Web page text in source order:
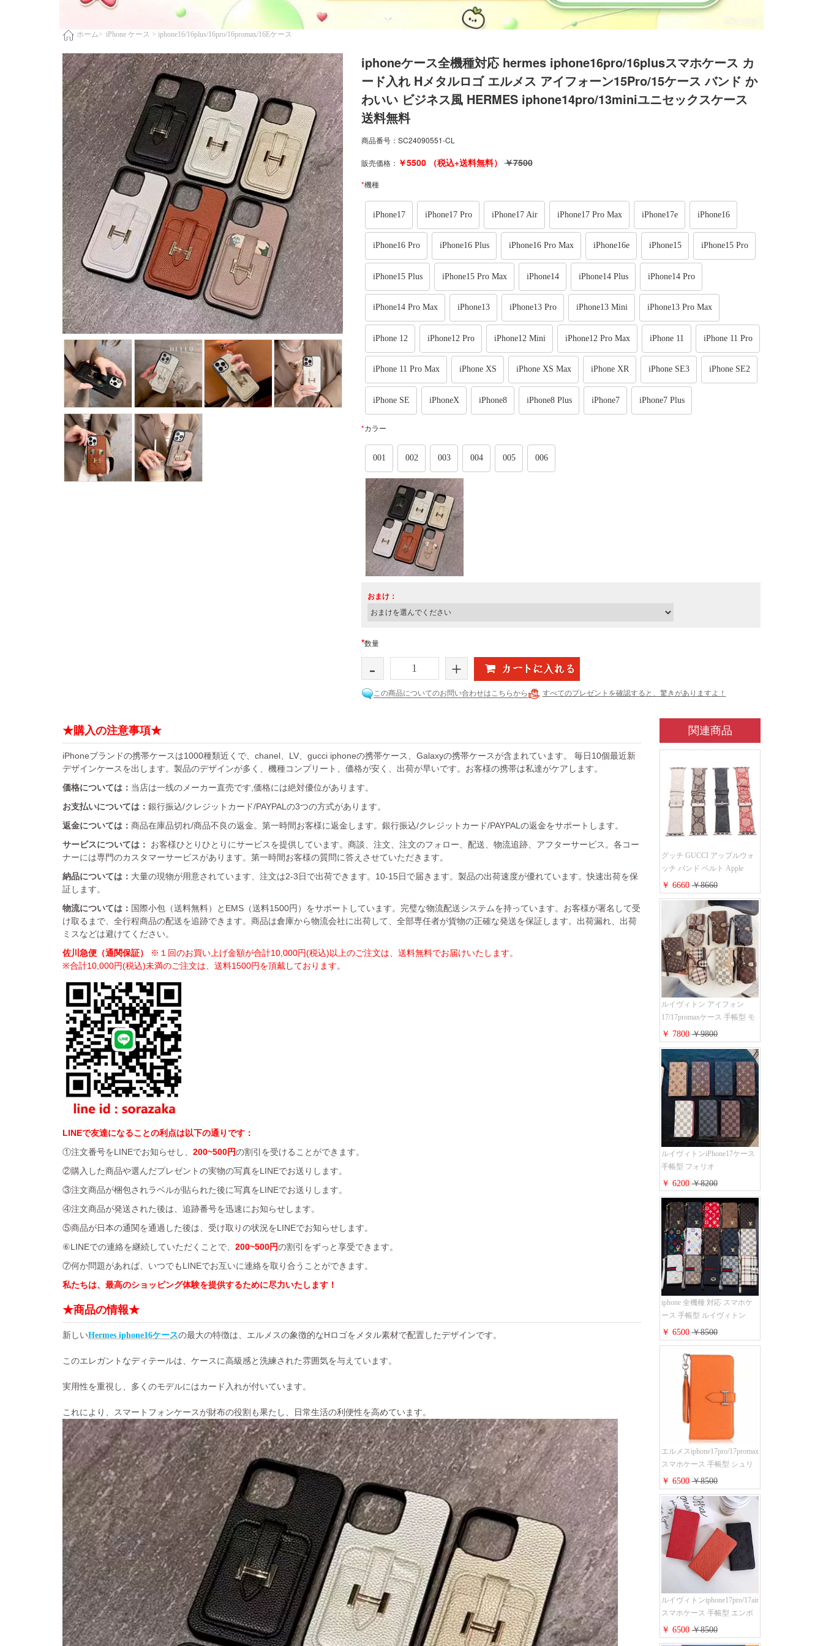
ホーム> iPhone ケース > iphone16/16plus/16pro/16promax/16Eケース
iphoneケース全機種対応 hermes iphone16pro/16plusスマホケース カ
ード入れ Hメタルロゴ エルメス アイフォーン15Pro/15ケース バンド か
わいい ビジネス風 HERMES iphone14pro/13miniユニセックスケース
送料無料
商品番号： SC24090551-CL
販売価格： ￥5500（税込+送料無料）￥7500
*機種
iPhone17 iPhone17 Pro iPhone17 Air iPhone17 Pro Max iPhone17e iPhone16
iPhone16 Pro iPhone16 Plus iPhone16 Pro Max iPhone16e iPhone15 iPhone15 Pro
iPhone15 Plus iPhone15 Pro Max iPhone14 iPhone14 Plus iPhone14 Pro
iPhone14 Pro Max iPhone13 iPhone13 Pro iPhone13 Mini iPhone13 Pro Max
iPhone 12 iPhone12 Pro iPhone12 Mini iPhone12 Pro Max iPhone 11 iPhone 11 Pro
iPhone 11 Pro Max iPhone XS iPhone XS Max iPhone XR iPhone SE3 iPhone SE2
iPhone SE iPhoneX iPhone8 iPhone8 Plus iPhone7 iPhone7 Plus
*カラー
001 002 003 004 005 006
おまけ：
*数量
- +
この商品についてのお問い合わせはこちらから すべてのプレゼントを確認すると、驚きがありますよ！
★購入の注意事項★
iPhoneブランドの携帯ケースは1000種類近くで、chanel、LV、gucci iphoneの携帯ケース、Galaxyの携帯ケースが含まれています。 毎日10個最近新
デザインケースを出します。製品のデザインが多く、機種コンプリート、価格が安く、出荷が早いです。お客様の携帯は私達がケアします。
価格については： 当店は一线のメーカー直売です,価格には絶対優位があります。
お支払いについては： 銀行振込/クレジットカード/PAYPALの3つの方式があります。
返金については： 商品在庫品切れ/商品不良の返金。第一時間お客様に返金します。銀行振込/クレジットカード/PAYPALの返金をサポートします。
サービスについては：
お客様ひとりひとりにサービスを提供しています。商談、注文、注文のフォロー、配送、物流追跡、アフターサービス。各コー
ナーには専門のカスタマーサービスがあります。第一時間お客様の質問に答えさせていただきます。
納品については： 大量の現物が用意されています、注文は2-3日で出荷できます。10-15日で届きます。製品の出荷速度が優れています。快速出荷を保
証します。
物流については： 国際小包（送料無料）とEMS（送料1500円）をサポートしています。完璧な物流配送システムを持っています。お客様が署名して受
け取るまで、全行程商品の配送を追跡できます。商品は倉庫から物流会社に出荷して、全部専任者が貨物の正確な発送を保証します。出荷漏れ、出荷
ミスなどは避けてください。
佐川急便（通関保証）
※１回のお買い上げ金額が合計10,000円(税込)以上のご注文は、送料無料でお届けいたします。
※合計10,000円(税込)未満のご注文は、送料1500円を頂戴しております。
LINEで友達になることの利点は以下の通りです：
①注文番号をLINEでお知らせし、 200~500円の割引を受けることができます。
②購入した商品や選んだプレゼントの実物の写真をLINEでお送りします。
③注文商品が梱包されラベルが貼られた後に写真をLINEでお送りします。
④注文商品が発送された後は、追跡番号を迅速にお知らせします。
⑤商品が日本の通関を通過した後は、受け取りの状況をLINEでお知らせします。
⑥LINEでの連絡を継続していただくことで、 200~500円の割引をずっと享受できます。
⑦何か問題があれば、いつでもLINEでお互いに連絡を取り合うことができます。
私たちは、最高のショッピング体験を提供するために尽力いたします！
★商品の情報★
新しいHermes iphone16ケースの最大の特徴は、エルメスの象徴的なHロゴをメタル素材で配置したデザインです。
このエレガントなディテールは、ケースに高級感と洗練された雰囲気を与えています。
実用性を重視し、多くのモデルにはカード入れが付いています。
これにより、スマートフォンケースが財布の役割も果たし、日常生活の利便性を高めています。
関連商品
グッチ GUCCI アップルウォ
ッチ バンド ベルト Apple
Watch ベルト交換 レザーベル
ト レザーバンド ウォッチバ
ンド 38mm 40mm 42mm 44mm
人気新作
￥ 6660￥8660
ルイヴィトン アイフォン
17/17promaxケース 手帳型 モ
ノグラム 定番柄 airpods 4/3/2
proケース 2点セット激安 グ
ッチiphone16pro/16/15ケース
手帳型 財布カード入り 多機
能 ハイ ブランド Galaxy
S25/S24/S23手帳カバー おす
すめ
￥ 7800￥9800
ルイヴィトンiPhone17ケース
手帳型 フォリオ
iPhone17pro/17promaxケース
ダミエ モノグラム レザー 磁
石内蔵 LV アイフォン
16/16plus手帳ケース 超薄 ビ
ジネス風 メンズ レディース
おしゃれ ブランド
iphone15/14/13手帳型スマホケ
ース お 揃い
￥ 6200￥8200
iphone 全機種 対応 スマホケ
ース 手帳型 ルイヴィトン
iPhone17pro/17air/17e手帳型ケ
ース 安心する 買う モノグラ
ム シュリンクレザーLV アイ
フォン16/16promaxスマホケー
ス 手帳 多機能 グッチ
iphone15pro/14/13携帯ケース
大人 レディース メンズ スト
ラップ付き
￥ 6500￥8500
エルメスiphone17pro/17promax
スマホケース 手帳型 シュリ
ンクレザー タッセル ストラ
ップ 付き Hermes
iphone16pro/16ケース 財布型
スタンド機能 携帯カバー ハ
イ ブランド アイフォーン
15/14/13ケース 手帳 レディー
ス 人気
￥ 6500￥8500
ルイヴィトンiphone17pro/17air
スマホケース 手帳型 エンボ
スレザー 本革 モノグラム LV
アイフォン 16pro/16promaxケ
￥ 6500￥8500